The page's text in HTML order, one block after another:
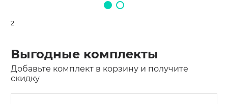
2
Выгодные комплекты
Добавьте комплект в корзину и получите
скидку